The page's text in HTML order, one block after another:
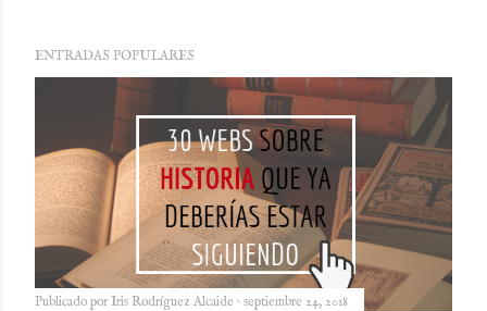
ENTRADAS POPULARES
Publicado por Iris Rodríguez Alcaide septiembre 24, 2018